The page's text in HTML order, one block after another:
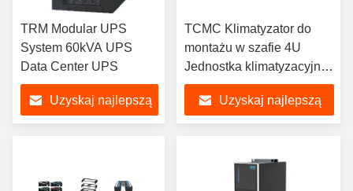
TRM Modular UPS
System 60kVA UPS
Data Center UPS
Uzyskaj najlepszą
TCMC Klimatyzator do
montażu w szafie 4U
Jednostka klimatyzacyjna
do montażu w szafie
serwerowejUzyskaj najlepszą